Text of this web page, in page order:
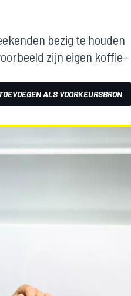
bezig te houden
zijn eigen koffie-
ALS VOORKEURSBRON